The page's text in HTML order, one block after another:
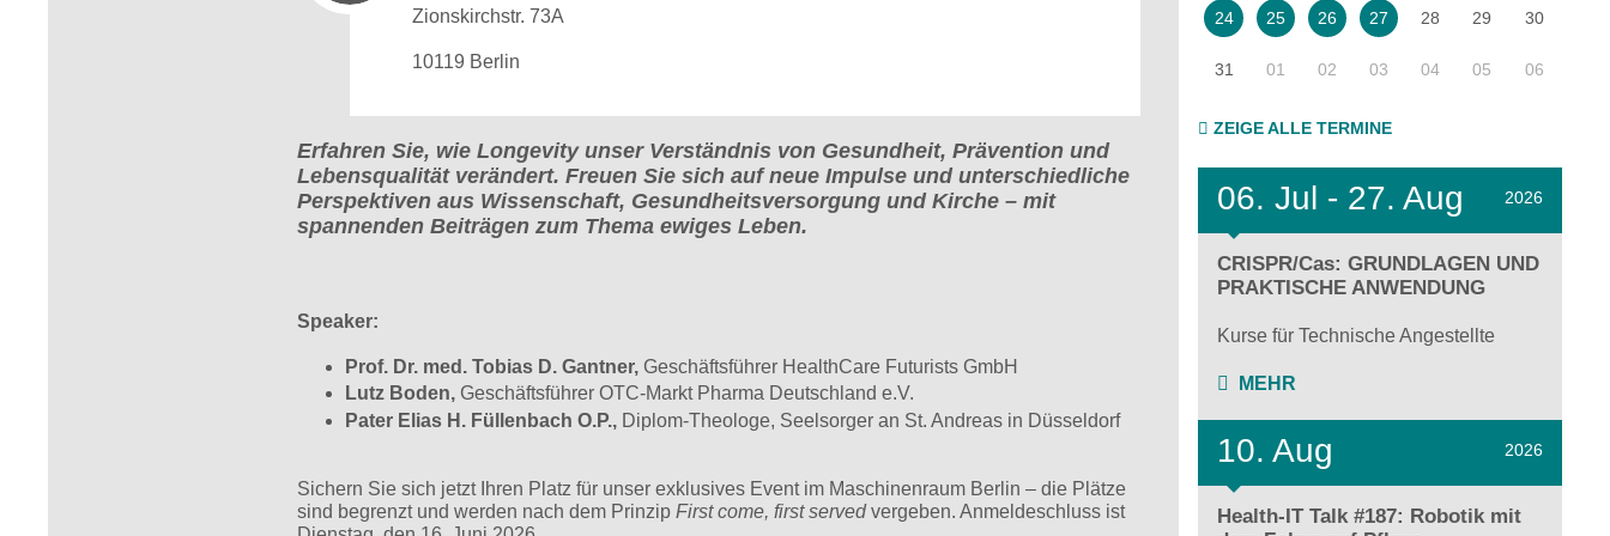
Zionskirchstr. 73A
10119 Berlin
Erfahren Sie, wie Longevity unser Verständnis von Gesundheit, Prävention und
Lebensqualität verändert. Freuen Sie sich auf neue Impulse und unterschiedliche
Perspektiven aus Wissenschaft, Gesundheitsversorgung und Kirche – mit
spannenden Beiträgen zum Thema ewiges Leben.
Speaker:
Prof. Dr. med. Tobias D. Gantner, Geschäftsführer HealthCare Futurists GmbH
Lutz Boden, Geschäftsführer OTC-Markt Pharma Deutschland e.V.
Pater Elias H. Füllenbach O.P., Diplom-Theologe, Seelsorger an St. Andreas in Düsseldorf
Sichern Sie sich jetzt Ihren Platz für unser exklusives Event im Maschinenraum Berlin – die Plätze
sind begrenzt und werden nach dem Prinzip First come, first servedvergeben. Anmeldeschluss ist
24 25 26 27 28 29 30
31 01 02 03 04 05 06
ZEIGE ALLE TERMINE
06. Jul - 27. Aug 2026
CRISPR/Cas: GRUNDLAGEN UND
PRAKTISCHE ANWENDUNG
Kurse für Technische Angestellte
MEHR
10. Aug 2026
Health-IT Talk #187: Robotik mit